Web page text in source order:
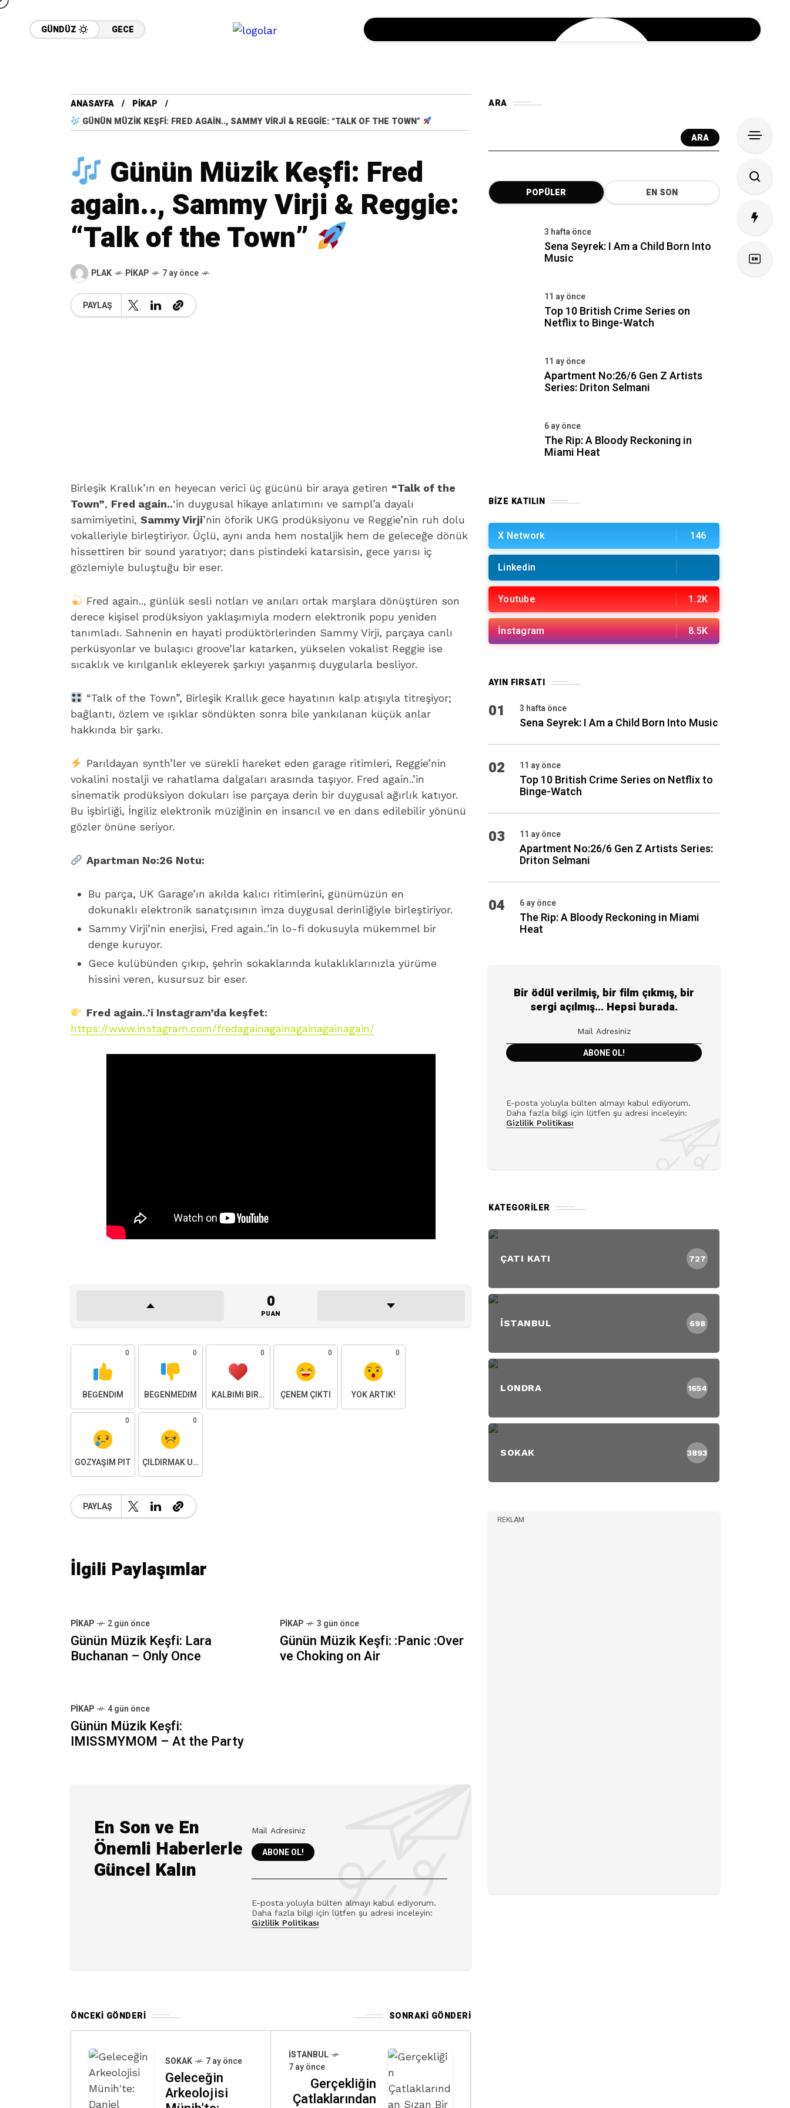
GÜNDÜZ GECE
NO-26 PODCAST
ANASAYFA
PIKAP
GÜNÜN MÜZIK KEŞFI: FRED AGAIN.., SAMMY VIRJI & REGGIE: “TALK OF THE TOWN”
Günün Müzik Keşfi: Fred
again.., Sammy Virji & Reggie:
“Talk of the Town”
PLAK PIKAP 7 ay önce
PAYLAŞ
Birleşik Krallık’ın en heyecan verici üç gücünü bir araya getiren “Talk of the
Town”, Fred again..‘in duygusal hikaye anlatımını ve sampl’a dayalı
samimiyetini, Sammy Virji’nin öforik UKG prodüksiyonu ve Reggie’nin ruh dolu
vokalleriyle birleştiriyor. Üçlü, aynı anda hem nostaljik hem de geleceğe dönük
hissettiren bir sound yaratıyor; dans pistindeki katarsisin, gece yarısı iç
gözlemiyle buluştuğu bir eser.
Fred again.., günlük sesli notları ve anıları ortak marşlara dönüştüren son
derece kişisel prodüksiyon yaklaşımıyla modern elektronik popu yeniden
tanımladı. Sahnenin en hayati prodüktörlerinden Sammy Virji, parçaya canlı
perküsyonlar ve bulaşıcı groove’lar katarken, yükselen vokalist Reggie ise
sıcaklık ve kırılganlık ekleyerek şarkıyı yaşanmış duygularla besliyor.
“Talk of the Town”, Birleşik Krallık gece hayatının kalp atışıyla titreşiyor;
bağlantı, özlem ve ışıklar söndükten sonra bile yankılanan küçük anlar
hakkında bir şarkı.
Parıldayan synth’ler ve sürekli hareket eden garage ritimleri, Reggie’nin
vokalini nostalji ve rahatlama dalgaları arasında taşıyor. Fred again..’in
sinematik prodüksiyon dokuları ise parçaya derin bir duygusal ağırlık katıyor.
Bu işbirliği, İngiliz elektronik müziğinin en insancıl ve en dans edilebilir yönünü
gözler önüne seriyor.
Apartman No:26 Notu:
Bu parça, UK Garage’ın akılda kalıcı ritimlerini, günümüzün en
dokunaklı elektronik sanatçısının imza duygusal derinliğiyle birleştiriyor.
Sammy Virji’nin enerjisi, Fred again..’in lo-fi dokusuyla mükemmel bir
denge kuruyor.
Gece kulübünden çıkıp, şehrin sokaklarında kulaklıklarınızla yürüme
hissini veren, kusursuz bir eser.
Fred again..’i Instagram’da keşfet:
https://www.instagram.com/fredagainagainagainagainagain/
0
PUAN
0
BEĞENDIM
0
BEĞENMEDIM
0
KALBIMI BIRAKTIM
0
ÇENEM ÇIKTI
0
YOK ARTIK!
0
GÖZYAŞIM PIT
0
ÇILDIRMAK ÜZEREYIM
PAYLAŞ
İlgili Paylaşımlar
PIKAP 2 gün önce
Günün Müzik Keşfi: Lara
Buchanan – Only Once
PIKAP 3 gün önce
Günün Müzik Keşfi: :Panic :Over
ve Choking on Air
PIKAP 4 gün önce
Günün Müzik Keşfi:
IMISSMYMOM – At the Party
En Son ve En
Önemli Haberlerle
Güncel Kalın
E-posta yoluyla bülten almayı kabul ediyorum.
Daha fazla bilgi için lütfen şu adresi inceleyin:
Gizlilik Politikası
ÖNCEKI GÖNDERI SONRAKI GÖNDERI
SOKAK 7 ay önce
Geleceğin
Arkeolojisi
İSTANBUL
7 ay önce
Gerçekliğin
Çatlaklarından
ARA
ARA
POPÜLER EN SON
3 hafta önce
Sena Seyrek: I Am a Child Born Into
Music
11 ay önce
Top 10 British Crime Series on
Netflix to Binge-Watch
11 ay önce
Apartment No:26/6 Gen Z Artists
Series: Driton Selmani
6 ay önce
The Rip: A Bloody Reckoning in
Miami Heat
BIZE KATILIN
X Network 146
Linkedin
Youtube 1.2K
İnstagram 8.5K
AYIN FIRSATI
01 3 hafta önce
Sena Seyrek: I Am a Child Born Into Music
02 11 ay önce
Top 10 British Crime Series on Netflix to
Binge-Watch
03 11 ay önce
Apartment No:26/6 Gen Z Artists Series:
Driton Selmani
04 6 ay önce
The Rip: A Bloody Reckoning in Miami
Heat
Bir ödül verilmiş, bir film çıkmış, bir
sergi açılmış... Hepsi burada.
E-posta yoluyla bülten almayı kabul ediyorum.
Daha fazla bilgi için lütfen şu adresi inceleyin:
Gizlilik Politikası
KATEGORILER
ÇATI KATI 727
İSTANBUL 698
LONDRA 1654
SOKAK 3893
REKLAM